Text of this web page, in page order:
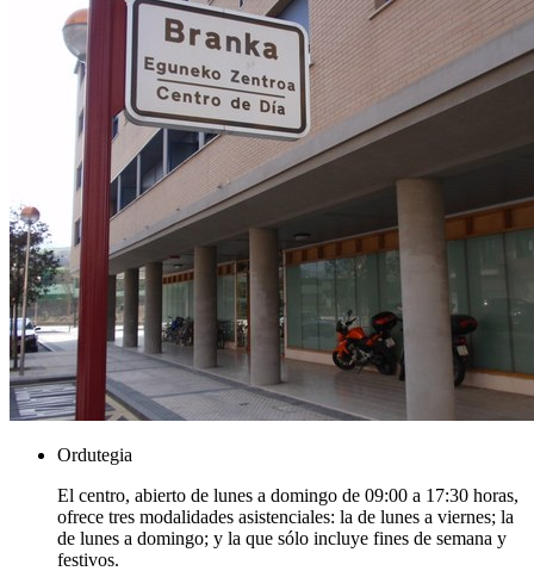
Ordutegia
El centro, abierto de lunes a domingo de 09:00 a 17:30 horas,
ofrece tres modalidades asistenciales: la de lunes a viernes; la
de lunes a domingo; y la que sólo incluye fines de semana y
festivos.